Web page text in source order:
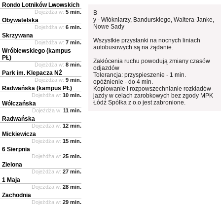
B
y - Włókniarzy, Bandurskiego, Waltera-Janke,
Nowe Sady
Wszystkie przystanki na nocnych liniach
autobusowych są na żądanie.
Zakłócenia ruchu powodują zmiany czasów
odjazdów
Tolerancja: przyspieszenie - 1 min.
opóźnienie - do 4 min.
Kopiowanie i rozpowszechnianie rozkładów
jazdy w celach zarobkowych bez zgody MPK
Łódź Spółka z o.o jest zabronione.
Rondo Lotników Lwowskich
Dojeżdża w: 5 min.
Obywatelska
Dojeżdża w: 6 min.
Skrzywana
Dojeżdża w: 7 min.
Wróblewskiego (kampus
PŁ)
Dojeżdża w: 8 min.
Park im. Klepacza NŻ
Dojeżdża w: 9 min.
Radwańska (kampus PŁ)
Dojeżdża w: 10 min.
Wólczańska
Dojeżdża w: 11 min.
Radwańska
Dojeżdża w: 12 min.
Mickiewicza
Dojeżdża w: 15 min.
6 Sierpnia
Dojeżdża w: 25 min.
Zielona
Dojeżdża w: 27 min.
1 Maja
Dojeżdża w: 28 min.
Zachodnia
Dojeżdża w: 29 min.